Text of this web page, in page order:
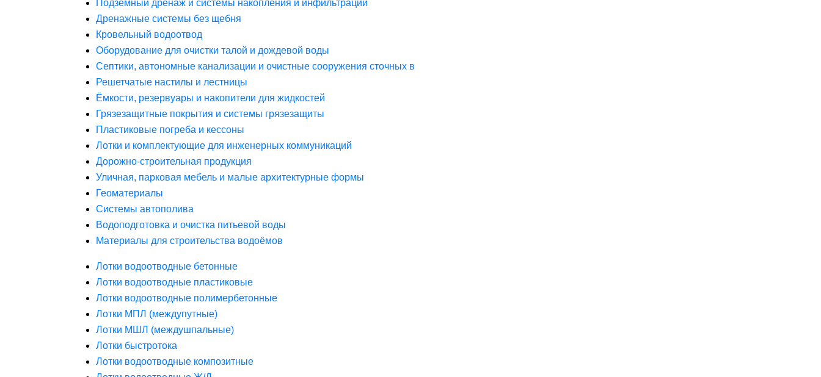
Подземный дренаж и системы накопления и инфильтрации
Дренажные системы без щебня
Кровельный водоотвод
Оборудование для очистки талой и дождевой воды
Септики, автономные канализации и очистные сооружения сточных в
Решетчатые настилы и лестницы
Ёмкости, резервуары и накопители для жидкостей
Грязезащитные покрытия и системы грязезащиты
Пластиковые погреба и кессоны
Лотки и комплектующие для инженерных коммуникаций
Дорожно-строительная продукция
Уличная, парковая мебель и малые архитектурные формы
Геоматериалы
Системы автополива
Водоподготовка и очистка питьевой воды
Материалы для строительства водоёмов
Лотки водоотводные бетонные
Лотки водоотводные пластиковые
Лотки водоотводные полимербетонные
Лотки МПЛ (междупутные)
Лотки МШЛ (междушпальные)
Лотки быстротока
Лотки водоотводные композитные